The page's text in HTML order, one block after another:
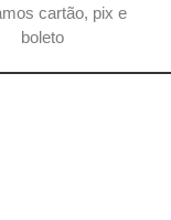
cartão, pix e
boleto